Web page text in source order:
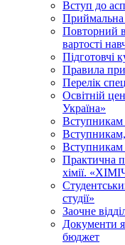
Вступ до
Приймальна
Повторний
вартості
Підготовчі
Правила
Перелік
Освітній
Україна»
Вступникам
Вступникам,
Вступникам
Практична
хімії.
студії»
Заочне
Документи
бюджет